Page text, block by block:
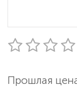
Прошлая